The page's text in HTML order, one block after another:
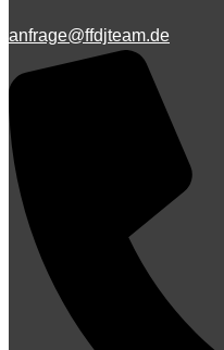
anfrage@ffdjteam.de